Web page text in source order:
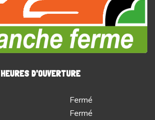
HEURES D'OUVERTURE
Fermé
Fermé